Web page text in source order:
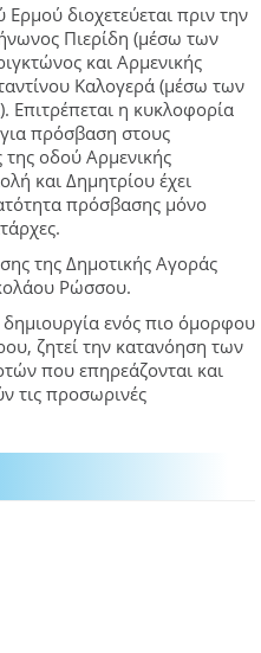
διοχετεύεται πριν την
Πιερίδη (μέσω των
και Αρμενικής
Καλογερά (μέσω των
Επιτρέπεται η κυκλοφορία
πρόσβαση στους
της οδού Αρμενικής
και Δημητρίου έχει
πρόσβασης μόνο
της Δημοτικής Αγοράς
Ρώσσου.
ενός πιο όμορφου
ζητεί την κατανόηση των
που επηρεάζονται και
τις προσωρινές